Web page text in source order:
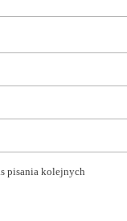
pisania kolejnych